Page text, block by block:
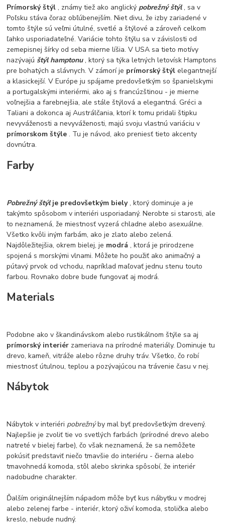
čalúnená textília
Poťahové látky
Poťahové látky na nábytok
Provence
Usporiadanie obývacej izby Nábytok Boxy a obedáre
Prímorský štýl, známy tiež ako anglickýpobrežný štýl, sa v
Poľsku stáva čoraz obľúbenejším. Niet divu, že izby zariadené v
tomto štýle sú veľmi útulné, svetlé a štýlové a zároveň celkom
ľahko usporiadateľné. Variácie tohto štýlu sa v závislosti od
zemepisnej šírky od seba mierne líšia. V USA sa tieto motívy
nazývajú štýl hamptonu, ktorý sa týka letných letovísk Hamptons
pre bohatých a slávnych. V zámorí je prímorský štýlelegantnejší
a klasickejší. V Európe ju spájame predovšetkým so španielskymi
a portugalskými interiérmi, ako aj s francúzštinou - je mierne
voľnejšia a farebnejšia, ale stále štýlová a elegantná. Gréci a
Taliani a dokonca aj Austrálčania, ktorí k tomu pridali štipku
nevyváženosti a nevyváženosti, majú svoju vlastnú variáciu v
prímorskom štýle. Tu je návod, ako preniesť tieto akcenty
dovnútra.
Farby
Pobrežný štýl je predovšetkým biely, ktorý dominuje a je
takýmto spôsobom v interiéri usporiadaný. Nerobte si starosti, ale
to neznamená, že miestnosť vyzerá chladne alebo asexuálne.
Všetko kvôli iným farbám, ako je zlato alebo zelená.
Najdôležitejšia, okrem bielej, je modrá, ktorá je prirodzene
spojená s morskými vlnami. Môžete ho použiť ako animačný a
pútavý prvok od vchodu, napríklad maľovať jednu stenu touto
farbou. Rovnako dobre bude fungovať aj modrá.
Materials
Podobne ako v škandinávskom alebo rustikálnom štýle sa aj
prímorský interiér zameriava na prírodné materiály. Dominuje tu
drevo, kameň, vitráže alebo rôzne druhy tráv. Všetko, čo robí
miestnosť útulnou, teplou a pozývajúcou na trávenie času v nej.
Nábytok
Nábytok v interiéri pobrežnýby mal byť predovšetkým drevený.
Najlepšie je zvoliť tie vo svetlých farbách (prírodné drevo alebo
natreté v bielej farbe), čo však neznamená, že sa nemôžete
pokúsiť predstaviť niečo tmavšie do interiéru - čierna alebo
tmavohnedá komoda, stôl alebo skrinka spôsobí, že interiér
nadobudne charakter.
Ďalším originálnejším nápadom môže byť kus nábytku v modrej
alebo zelenej farbe - interiér, ktorý oživí komoda, stolička alebo
kreslo, nebude nudný.